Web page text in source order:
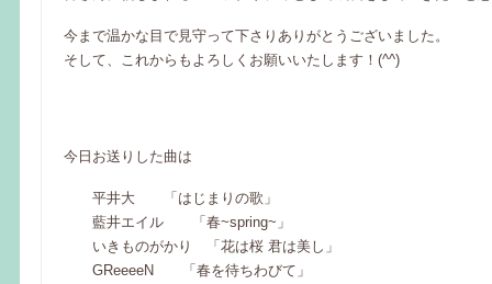
今まで温かな目で見守って下さりありがとうございました。
そして、これからもよろしくお願いいたします！(^^)
今日お送りした曲は
平井大 「はじまりの歌」
藍井エイル 「春~spring~」
いきものがかり 「花は桜 君は美し」
GReeeeN 「春を待ちわびて」